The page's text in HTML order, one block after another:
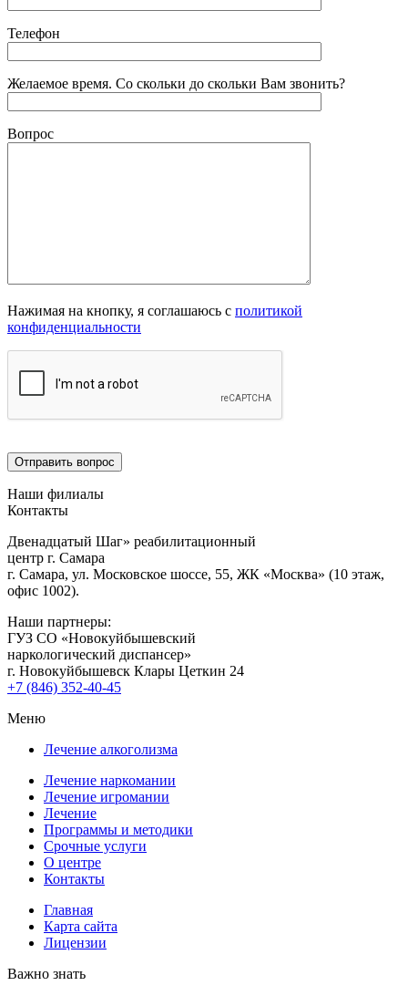
Телефон
Желаемое время. Со скольки до скольки Вам звонить?
Вопрос
Нажимая на кнопку, я соглашаюсь с политикой
конфиденциальности
Наши филиалы
Контакты
Двенадцатый Шаг» реабилитационный
центр г. Самара
г. Самара, ул. Московское шоссе, 55, ЖК «Москва» (10 этаж,
офис 1002).
Наши партнеры:
ГУЗ CO «Новокуйбышевский
наркологический диспансер»
г. Новокуйбышевск Клары Цеткин 24
+7 (846) 352-40-45
Меню
Лечение алкоголизма
Лечение наркомании
Лечение игромании
Лечение
Программы и методики
Срочные услуги
О центре
Контакты
Главная
Карта сайта
Лицензии
Важно знать